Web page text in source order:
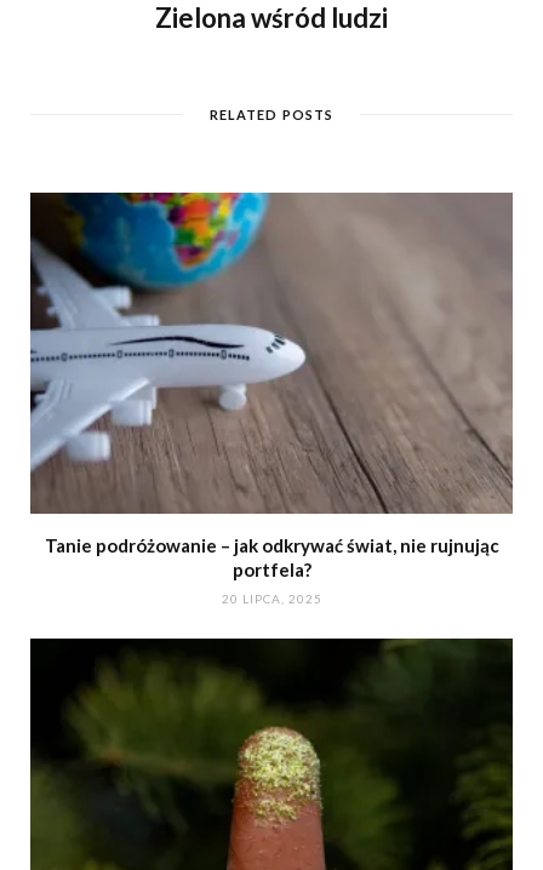
Zielona wśród ludzi
RELATED POSTS
Tanie podróżowanie – jak odkrywać świat, nie rujnując
portfela?
20 LIPCA, 2025